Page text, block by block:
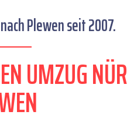
Plewen seit 2007.
UMZUG